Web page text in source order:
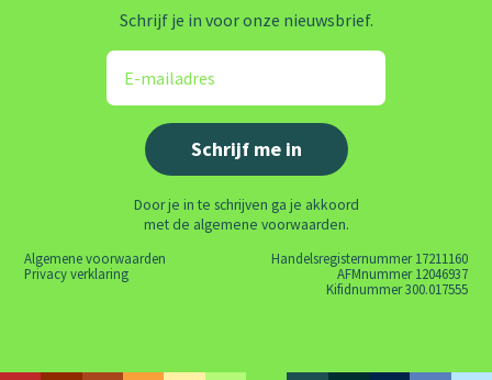
Schrijf je in voor onze nieuwsbrief.
Door je in te schrijven ga je akkoord
met de algemene voorwaarden.
Algemene voorwaarden
Privacy verklaring
Handelsregisternummer 17211160
AFMnummer 12046937
Kifidnummer 300.017555